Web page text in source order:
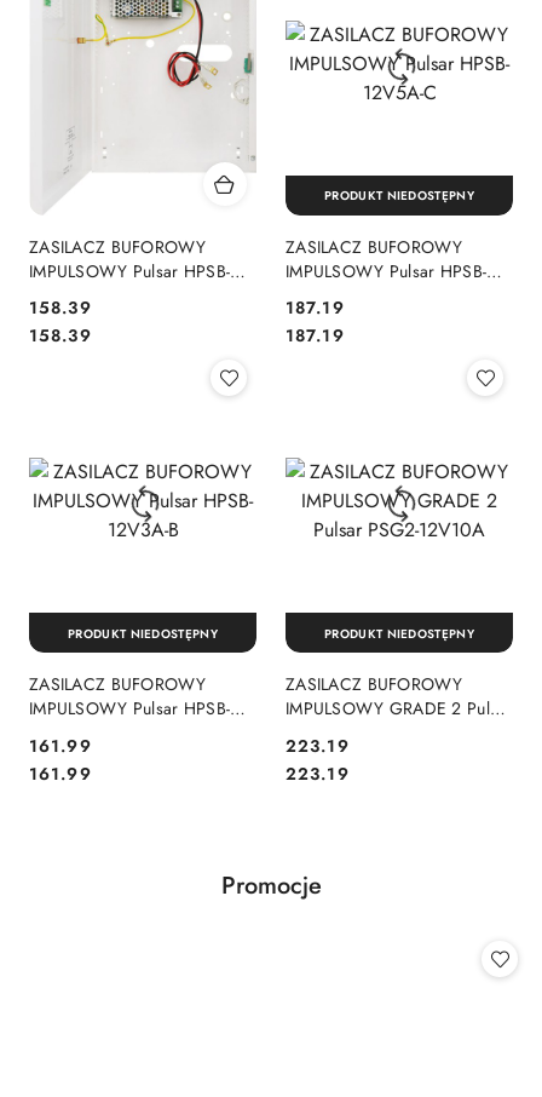
ZASILACZ BUFOROWY
IMPULSOWY Pulsar HPSB-
Cena:
158.39
Cena:
158.39
ZASILACZ BUFOROWY
IMPULSOWY Pulsar HPSB-
Cena:
187.19
Cena:
187.19
PRODUKT NIEDOSTĘPNY
ZASILACZ BUFOROWY
IMPULSOWY Pulsar HPSB-
Cena:
161.99
Cena:
161.99
PRODUKT NIEDOSTĘPNY
ZASILACZ BUFOROWY
IMPULSOWY GRADE 2 Pulsar
Cena:
223.19
Cena:
223.19
PRODUKT NIEDOSTĘPNY
Pomiń karuzelę produktów
Produkty
Promocje